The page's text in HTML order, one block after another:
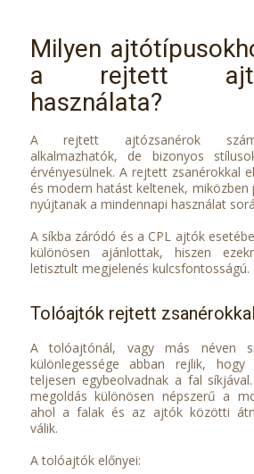
Milyen
a rejtett
használata?
A rejtett ajtózsanérok
alkalmazhatók, de bizonyos
érvényesülnek. A rejtett zsanérokkal
és modern hatást keltenek,
nyújtanak a mindennapi használat
A síkba záródó és a CPL ajtók
különösen ajánlottak, hiszen
letisztult megjelenés kulcsfontosságú.
Tolóajtók rejtett zsanérokkal
A tolóajtónál, vagy más néven
különlegessége abban rejlik, hogy
teljesen egybeolvadnak a fal
megoldás különösen népszerű a
ahol a falak és az ajtók közötti
válik.
A tolóajtók előnyei: